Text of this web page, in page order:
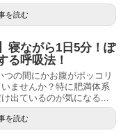
を読む
寝ながら1日5分！ぽ
る呼吸法！
の間にかお腹がポッコリ
ませんか？特に肥満体系
出ているのが気になる...
を読む